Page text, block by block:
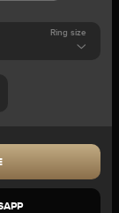
Ring size